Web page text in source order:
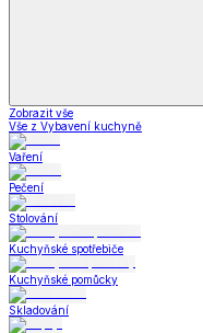
Zobrazit vše
Vše z Vybavení kuchyně
Vaření
Pečení
Stolování
Kuchyňské spotřebiče
Kuchyňské pomůcky
Skladování